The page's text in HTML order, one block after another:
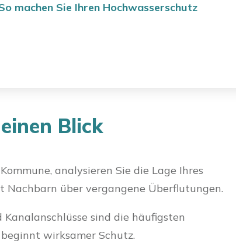
machen Sie Ihren Hochwasserschutz
Blick
analysieren Sie die Lage Ihres
Nachbarn über vergangene Überflutungen.
sind die häufigsten
wirksamer Schutz.